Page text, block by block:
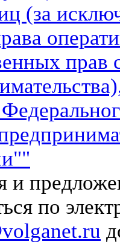
(за
прав
и
по